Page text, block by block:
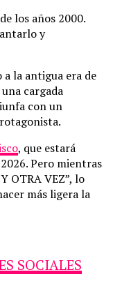
los años 2000.
y
la antigua era de
cargada
con un
, que estará
Pero mientras
OTRA VEZ”, lo
más ligera la
SOCIALES